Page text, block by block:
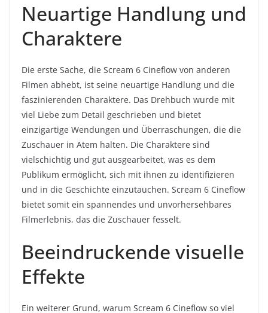
Neuartige Handlung und
Charaktere
Die erste Sache, die Scream 6 Cineflow von anderen
Filmen abhebt, ist seine neuartige Handlung und die
faszinierenden Charaktere. Das Drehbuch wurde mit
viel Liebe zum Detail geschrieben und bietet
einzigartige Wendungen und Überraschungen, die die
Zuschauer in Atem halten. Die Charaktere sind
vielschichtig und gut ausgearbeitet, was es dem
Publikum ermöglicht, sich mit ihnen zu identifizieren
und in die Geschichte einzutauchen. Scream 6 Cineflow
bietet somit ein spannendes und unvorhersehbares
Filmerlebnis, das die Zuschauer fesselt.
Beeindruckende visuelle
Effekte
Ein weiterer Grund, warum Scream 6 Cineflow so viel